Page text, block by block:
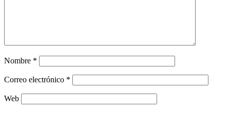
Nombre *
Correo electrónico *
Web